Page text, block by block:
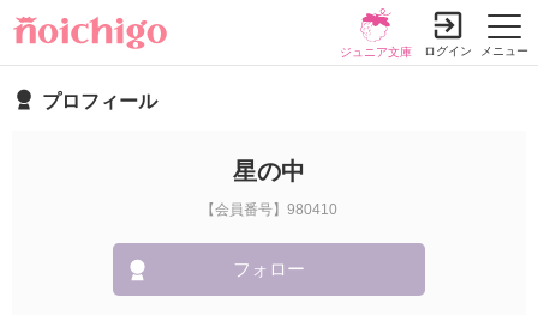
メニュー
ジュニア文庫 ログイン
プロフィール
星の中
【会員番号】980410
フォロー